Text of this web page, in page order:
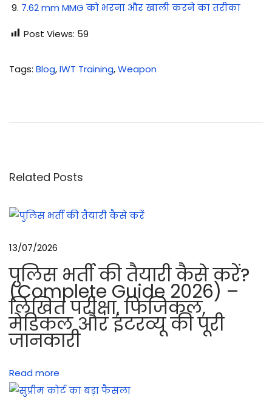
7.62 mm MMG को भरना और खाली करने का तरीका
Post Views: 59
Tags: Blog,IWT Training,Weapon
प
श
सि
द्धां
त
त
था
लॉ
रे
कॉ
Related Posts
13/07/2026
पुलिस भर्ती की तैयारी कैसे करें?
(Complete Guide 2026) –
लिखित परीक्षा, फिजिकल,
मेडिकल और इंटरव्यू की पूरी
जानकारी
Read more